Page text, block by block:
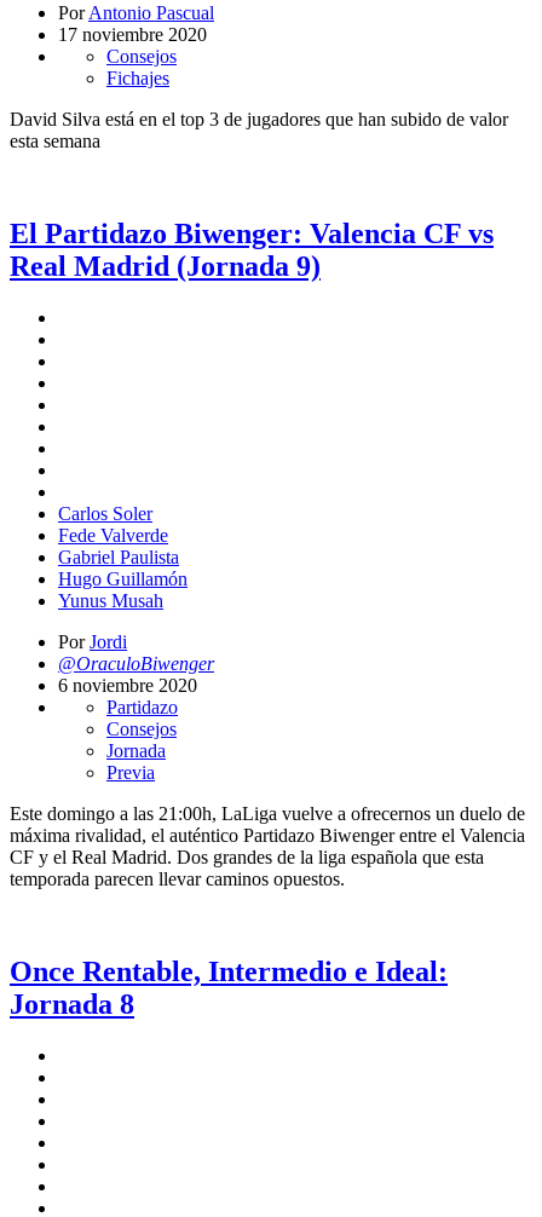
PorAntonio Pascual
17 noviembre 2020
Consejos
Fichajes
David Silva está en el top 3 de jugadores que han subido de valor
esta semana
El Partidazo Biwenger: Valencia CF vs
Real Madrid (Jornada 9)
Carlos Soler
Fede Valverde
Gabriel Paulista
Hugo Guillamón
Yunus Musah
PorJordi
@OraculoBiwenger
6 noviembre 2020
Partidazo
Consejos
Jornada
Previa
Este domingo a las 21:00h, LaLiga vuelve a ofrecernos un duelo de
máxima rivalidad, el auténtico Partidazo Biwenger entre el Valencia
CF y el Real Madrid. Dos grandes de la liga española que esta
temporada parecen llevar caminos opuestos.
Once Rentable, Intermedio e Ideal:
Jornada 8